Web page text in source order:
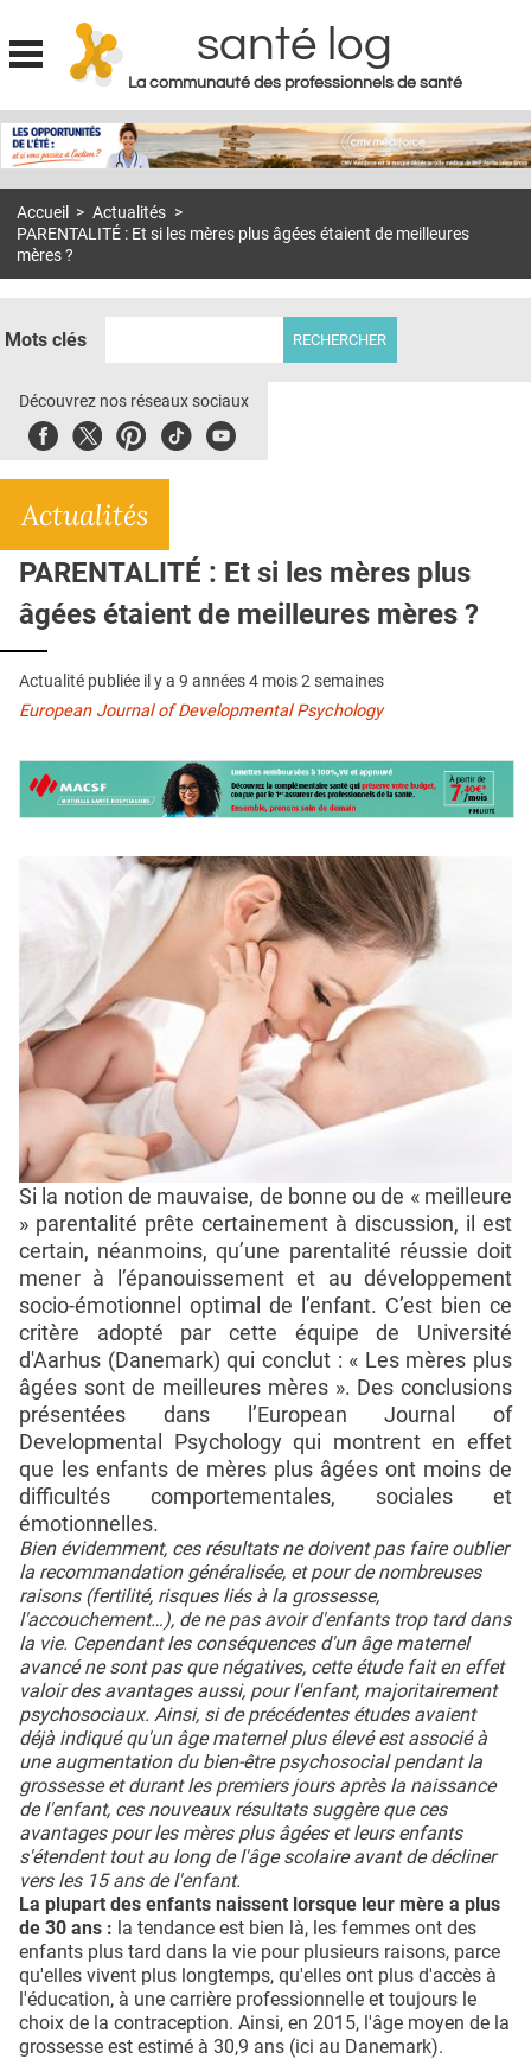
Jump to navigation
santé log
La communauté des professionnels de santé
MON COMPTE
S'ABONNER À LA REVUE SOIN À DOMICILE
E-REVUE SAD
THÉMA
CONTACT
Accueil > Actualités >
PARENTALITÉ : Et si les mères plus âgées étaient de meilleures
mères ?
Mots clés
Découvrez nos réseaux sociaux
FacebookTwitterPinterest
TiktokYoubute
Actualités
PARENTALITÉ : Et si les mères plus
âgées étaient de meilleures mères ?
Actualité publiée il y a 9 années 4 mois 2 semaines
European Journal of Developmental Psychology
Si la notion de mauvaise, de bonne ou de « meilleure
» parentalité prête certainement à discussion, il est
certain, néanmoins, qu’une parentalité réussie doit
mener à l’épanouissement et au développement
socio-émotionnel optimal de l’enfant. C’est bien ce
critère adopté par cette équipe de Université
d'Aarhus (Danemark) qui conclut : « Les mères plus
âgées sont de meilleures mères ». Des conclusions
présentées dans l’European Journal of
Developmental Psychology qui montrent en effet
que les enfants de mères plus âgées ont moins de
difficultés comportementales, sociales et
émotionnelles.
Bien évidemment, ces résultats ne doivent pas faire oublier
la recommandation généralisée, et pour de nombreuses
raisons (fertilité, risques liés à la grossesse,
l'accouchement…), de ne pas avoir d'enfants trop tard dans
la vie. Cependant les conséquences d'un âge maternel
avancé ne sont pas que négatives, cette étude fait en effet
valoir des avantages aussi, pour l'enfant, majoritairement
psychosociaux. Ainsi, si de précédentes études avaient
déjà indiqué qu'un âge maternel plus élevé est associé à
une augmentation du bien-être psychosocial pendant la
grossesse et durant les premiers jours après la naissance
de l'enfant, ces nouveaux résultats suggère que ces
avantages pour les mères plus âgées et leurs enfants
s'étendent tout au long de l'âge scolaire avant de décliner
vers les 15 ans de l'enfant.
La plupart des enfants naissent lorsque leur mère a plus
de 30 ans : la tendance est bien là, les femmes ont des
enfants plus tard dans la vie pour plusieurs raisons, parce
qu'elles vivent plus longtemps, qu'elles ont plus d'accès à
l'éducation, à une carrière professionnelle et toujours le
choix de la contraception. Ainsi, en 2015, l'âge moyen de la
grossesse est estimé à 30,9 ans (ici au Danemark).